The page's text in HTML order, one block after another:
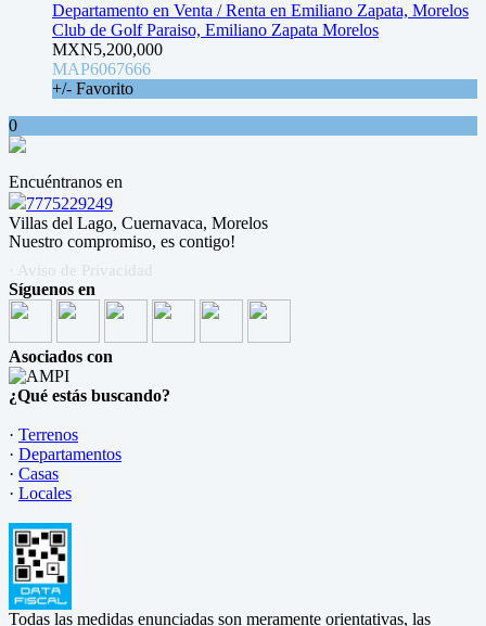
Departamento en Venta / Renta en Emiliano Zapata, Morelos
Club de Golf Paraiso, Emiliano Zapata Morelos
MXN5,200,000
MAP6067666
+/- Favorito
0
Encuéntranos en
7775229249
Villas del Lago, Cuernavaca, Morelos
Nuestro compromiso, es contigo!
· Aviso de Privacidad
Síguenos en
Asociados con
¿Qué estás buscando?
· Terrenos
· Departamentos
· Casas
· Locales
Todas las medidas enunciadas son meramente orientativas, las